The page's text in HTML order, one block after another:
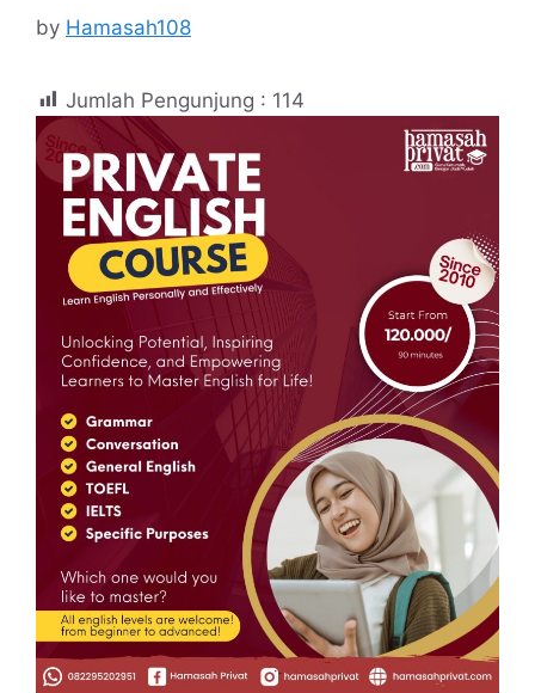
by Hamasah108
Jumlah Pengunjung : 114